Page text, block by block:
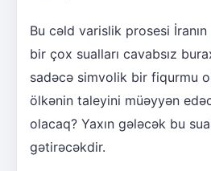
Bu cəld varislik prosesi
bir çox sualları cavabsız
sadəcə simvolik bir fiqurmu
ölkənin taleyini müəyyən
olacaq? Yaxın gələcək bu
gətirəcəkdir.